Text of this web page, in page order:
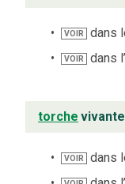
VOIR dans
VOIR dans
torche vivante
VOIR dans